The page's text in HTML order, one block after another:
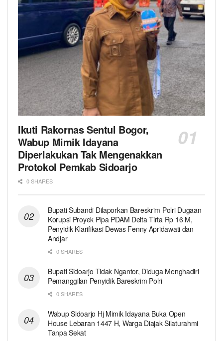
Ikuti Rakornas Sentul Bogor,
Wabup Mimik Idayana
Diperlakukan Tak Mengenakkan
Protokol Pemkab Sidoarjo
0 SHARES
Bupati Subandi Dilaporkan Bareskrim Polri Dugaan
Korupsi Proyek Pipa PDAM Delta Tirta Rp 16 M,
Penyidik Klarifikasi Dewas Fenny Apridawati dan
Andjar
0 SHARES
Bupati Sidoarjo Tidak Ngantor, Diduga Menghadiri
Pemanggilan Penyidik Bareskrim Polri
0 SHARES
Wabup Sidoarjo Hj Mimik Idayana Buka Open
House Lebaran 1447 H, Warga Diajak Silaturahmi
Tanpa Sekat